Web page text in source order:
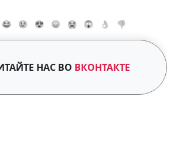
😂 😢 😍 😞 😭 😱 👌 👎
НАС ВО ВКОНТАКТЕ